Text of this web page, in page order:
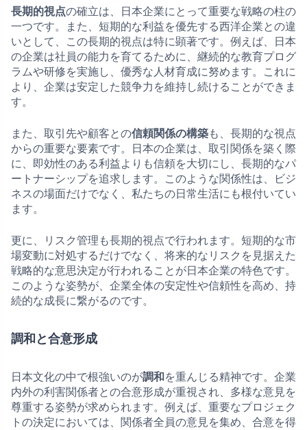
長期的視点の確立は、日本企業にとって重要な戦略の柱の
一つです。また、短期的な利益を優先する西洋企業との違
いとして、この長期的視点は特に顕著です。例えば、日本
の企業は社員の能力を育てるために、継続的な教育プログ
ラムや研修を実施し、優秀な人材育成に努めます。これに
より、企業は安定した競争力を維持し続けることができま
す。
また、取引先や顧客との信頼関係の構築も、長期的な視点
からの重要な要素です。日本の企業は、取引関係を築く際
に、即効性のある利益よりも信頼を大切にし、長期的なパ
ートナーシップを追求します。このような関係性は、ビジ
ネスの場面だけでなく、私たちの日常生活にも根付いてい
ます。
更に、リスク管理も長期的視点で行われます。短期的な市
場変動に対処するだけでなく、将来的なリスクを見据えた
戦略的な意思決定が行われることが日本企業の特色です。
このような姿勢が、企業全体の安定性や信頼性を高め、持
続的な成長に繋がるのです。
調和と合意形成
日本文化の中で根強いのが調和 を重んじる精神です。企業
内外の利害関係者との合意形成が重視され、多様な意見を
尊重する姿勢が求められます。例えば、重要なプロジェク
トの決定においては、関係者全員の意見を集め、合意を得